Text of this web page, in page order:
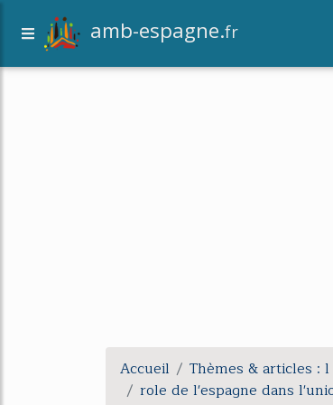
amb-espagne.fr
Accueil Thèmes & articles : l
role de l'espagne dans